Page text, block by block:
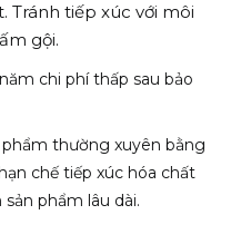
Tránh tiếp xúc với môi
gội.
chi phí thấp sau bảo
phẩm thường xuyên bằng
chế tiếp xúc hóa chất
phẩm lâu dài.